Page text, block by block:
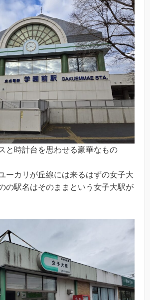
と時計台を思わせる豪華なもの
ーカリが丘線には来るはずの女子大
の駅名はそのままという女子大駅が